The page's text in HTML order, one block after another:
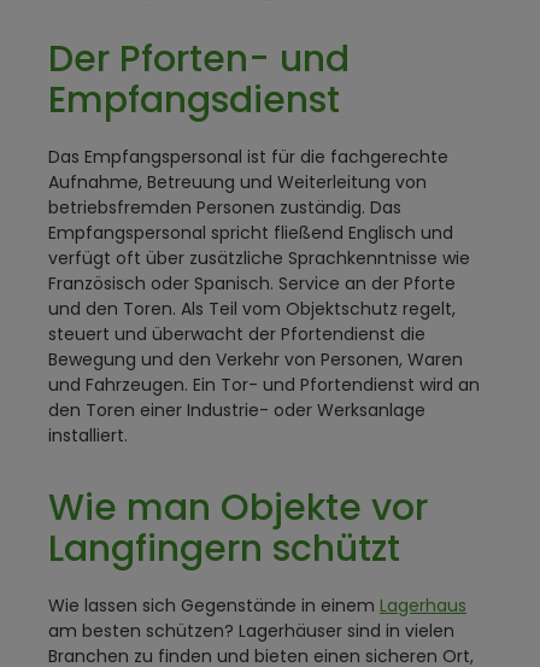
Der Pforten- und
Empfangsdienst
Das Empfangspersonal ist für die fachgerechte
Aufnahme, Betreuung und Weiterleitung von
betriebsfremden Personen zuständig. Das
Empfangspersonal spricht fließend Englisch und
verfügt oft über zusätzliche Sprachkenntnisse wie
Französisch oder Spanisch. Service an der Pforte
und den Toren. Als Teil vom Objektschutz regelt,
steuert und überwacht der Pfortendienst die
Bewegung und den Verkehr von Personen, Waren
und Fahrzeugen. Ein Tor- und Pfortendienst wird an
den Toren einer Industrie- oder Werksanlage
installiert.
Wie man Objekte vor
Langfingern schützt
Wie lassen sich Gegenstände in einem Lagerhaus
am besten schützen? Lagerhäuser sind in vielen
Branchen zu finden und bieten einen sicheren Ort,